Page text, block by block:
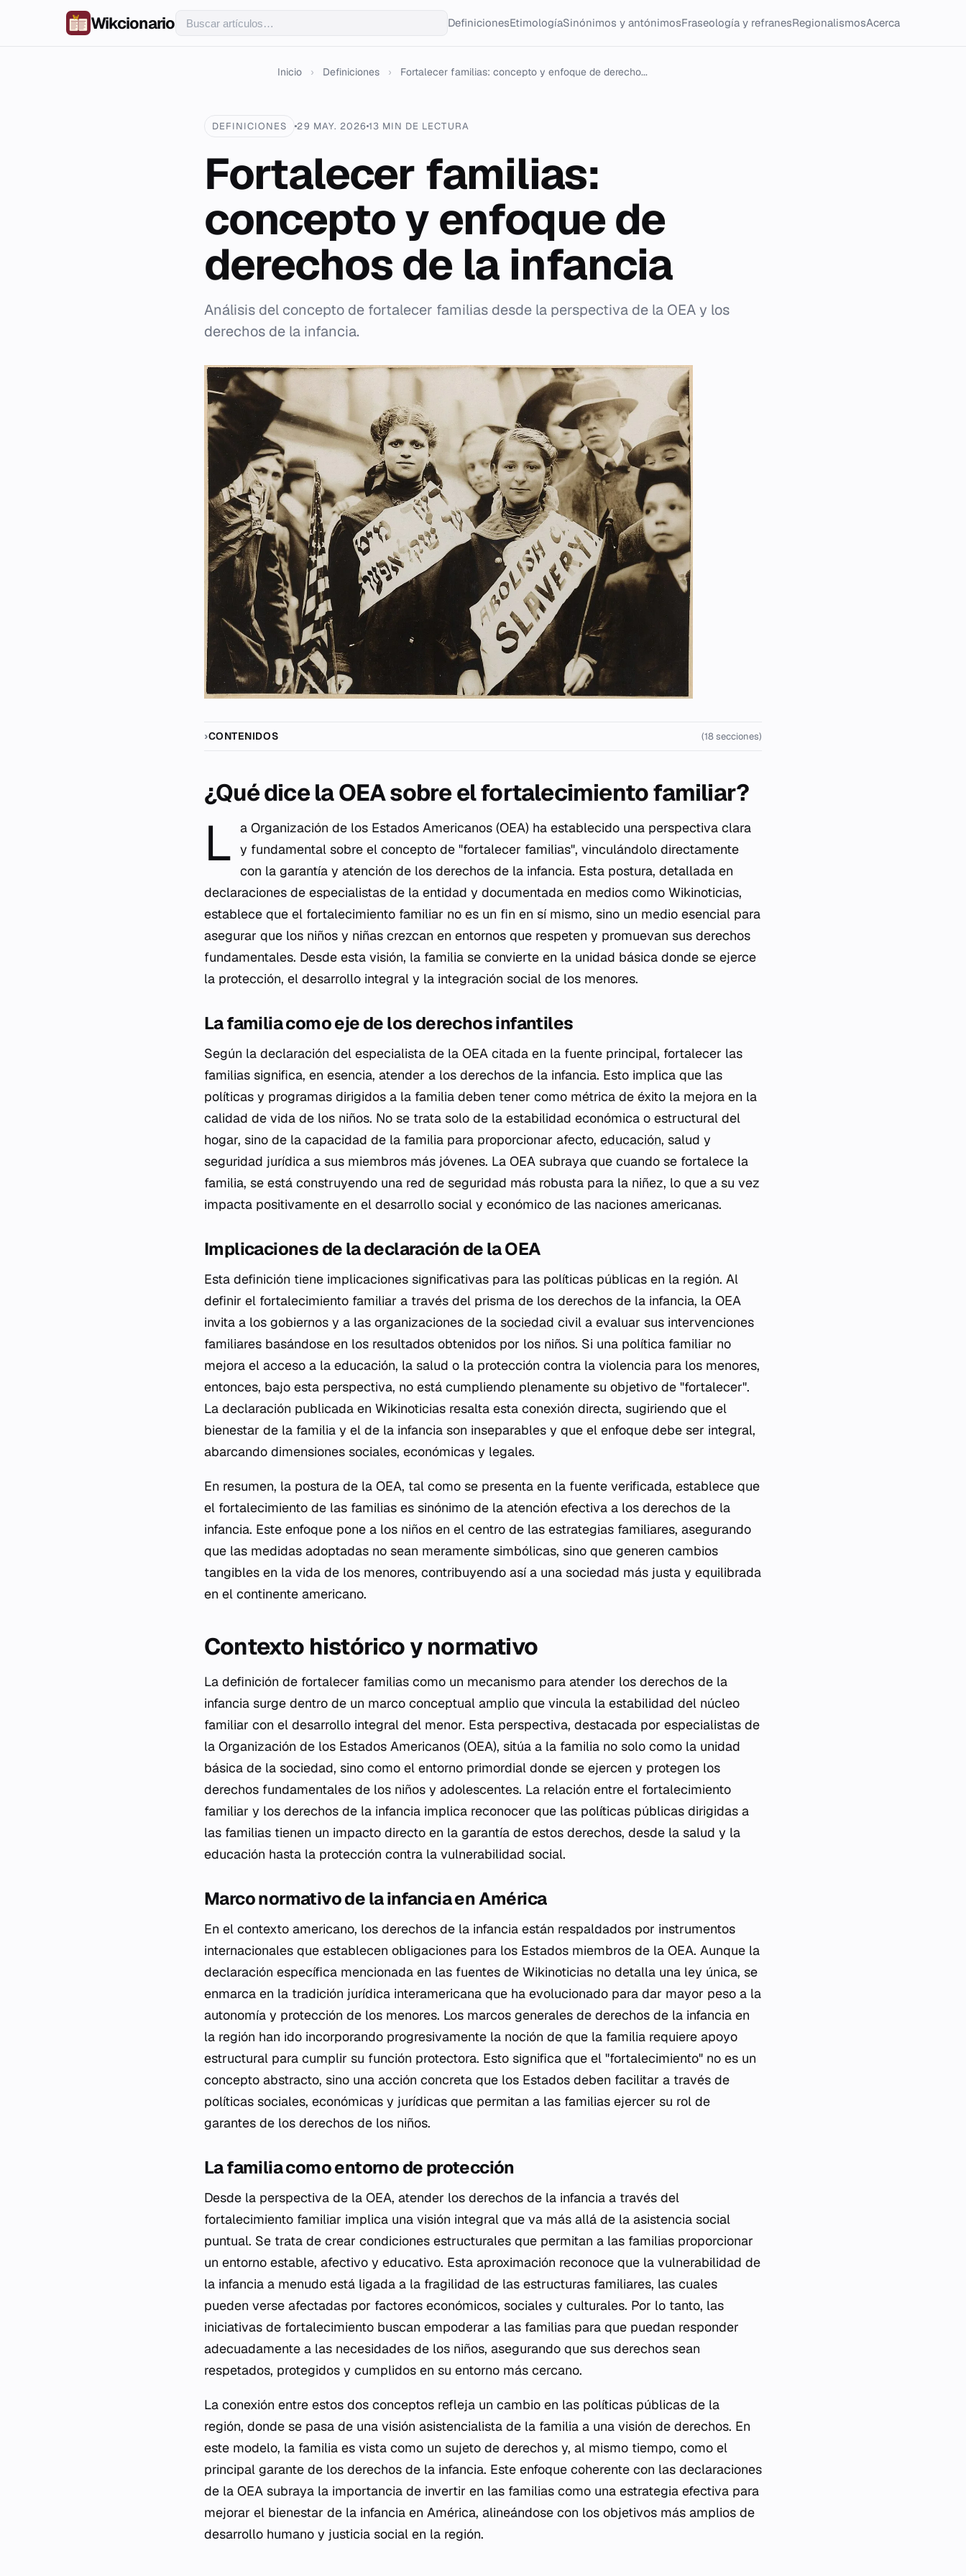
Wikcionario DefinicionesEtimologíaSinónimos y antónimosFraseología y refranesRegionalismosAcerca
Inicio › Definiciones › Fortalecer familias: concepto y enfoque de derecho...
DEFINICIONES 29 MAY. 2026 13 MIN DE LECTURA
Fortalecer familias:
concepto y enfoque de
derechos de la infancia
Análisis del concepto de fortalecer familias desde la perspectiva de la OEA y los
derechos de la infancia.
CONTENIDOS (18 secciones)
¿Qué dice la OEA sobre el fortalecimiento familiar?
L a Organización de los Estados Americanos (OEA) ha establecido una perspectiva clara
y fundamental sobre el concepto de "fortalecer familias", vinculándolo directamente
con la garantía y atención de los derechos de la infancia. Esta postura, detallada en
declaraciones de especialistas de la entidad y documentada en medios como Wikinoticias,
establece que el fortalecimiento familiar no es un fin en sí mismo, sino un medio esencial para
asegurar que los niños y niñas crezcan en entornos que respeten y promuevan sus derechos
fundamentales. Desde esta visión, la familia se convierte en la unidad básica donde se ejerce
la protección, el desarrollo integral y la integración social de los menores.
La familia como eje de los derechos infantiles
Según la declaración del especialista de la OEA citada en la fuente principal, fortalecer las
familias significa, en esencia, atender a los derechos de la infancia. Esto implica que las
políticas y programas dirigidos a la familia deben tener como métrica de éxito la mejora en la
calidad de vida de los niños. No se trata solo de la estabilidad económica o estructural del
hogar, sino de la capacidad de la familia para proporcionar afecto, educación, salud y
seguridad jurídica a sus miembros más jóvenes. La OEA subraya que cuando se fortalece la
familia, se está construyendo una red de seguridad más robusta para la niñez, lo que a su vez
impacta positivamente en el desarrollo social y económico de las naciones americanas.
Implicaciones de la declaración de la OEA
Esta definición tiene implicaciones significativas para las políticas públicas en la región. Al
definir el fortalecimiento familiar a través del prisma de los derechos de la infancia, la OEA
invita a los gobiernos y a las organizaciones de la sociedad civil a evaluar sus intervenciones
familiares basándose en los resultados obtenidos por los niños. Si una política familiar no
mejora el acceso a la educación, la salud o la protección contra la violencia para los menores,
entonces, bajo esta perspectiva, no está cumpliendo plenamente su objetivo de "fortalecer".
La declaración publicada en Wikinoticias resalta esta conexión directa, sugiriendo que el
bienestar de la familia y el de la infancia son inseparables y que el enfoque debe ser integral,
abarcando dimensiones sociales, económicas y legales.
En resumen, la postura de la OEA, tal como se presenta en la fuente verificada, establece que
el fortalecimiento de las familias es sinónimo de la atención efectiva a los derechos de la
infancia. Este enfoque pone a los niños en el centro de las estrategias familiares, asegurando
que las medidas adoptadas no sean meramente simbólicas, sino que generen cambios
tangibles en la vida de los menores, contribuyendo así a una sociedad más justa y equilibrada
en el continente americano.
Contexto histórico y normativo
La definición de fortalecer familias como un mecanismo para atender los derechos de la
infancia surge dentro de un marco conceptual amplio que vincula la estabilidad del núcleo
familiar con el desarrollo integral del menor. Esta perspectiva, destacada por especialistas de
la Organización de los Estados Americanos (OEA), sitúa a la familia no solo como la unidad
básica de la sociedad, sino como el entorno primordial donde se ejercen y protegen los
derechos fundamentales de los niños y adolescentes. La relación entre el fortalecimiento
familiar y los derechos de la infancia implica reconocer que las políticas públicas dirigidas a
las familias tienen un impacto directo en la garantía de estos derechos, desde la salud y la
educación hasta la protección contra la vulnerabilidad social.
Marco normativo de la infancia en América
En el contexto americano, los derechos de la infancia están respaldados por instrumentos
internacionales que establecen obligaciones para los Estados miembros de la OEA. Aunque la
declaración específica mencionada en las fuentes de Wikinoticias no detalla una ley única, se
enmarca en la tradición jurídica interamericana que ha evolucionado para dar mayor peso a la
autonomía y protección de los menores. Los marcos generales de derechos de la infancia en
la región han ido incorporando progresivamente la noción de que la familia requiere apoyo
estructural para cumplir su función protectora. Esto significa que el "fortalecimiento" no es un
concepto abstracto, sino una acción concreta que los Estados deben facilitar a través de
políticas sociales, económicas y jurídicas que permitan a las familias ejercer su rol de
garantes de los derechos de los niños.
La familia como entorno de protección
Desde la perspectiva de la OEA, atender los derechos de la infancia a través del
fortalecimiento familiar implica una visión integral que va más allá de la asistencia social
puntual. Se trata de crear condiciones estructurales que permitan a las familias proporcionar
un entorno estable, afectivo y educativo. Esta aproximación reconoce que la vulnerabilidad de
la infancia a menudo está ligada a la fragilidad de las estructuras familiares, las cuales
pueden verse afectadas por factores económicos, sociales y culturales. Por lo tanto, las
iniciativas de fortalecimiento buscan empoderar a las familias para que puedan responder
adecuadamente a las necesidades de los niños, asegurando que sus derechos sean
respetados, protegidos y cumplidos en su entorno más cercano.
La conexión entre estos dos conceptos refleja un cambio en las políticas públicas de la
región, donde se pasa de una visión asistencialista de la familia a una visión de derechos. En
este modelo, la familia es vista como un sujeto de derechos y, al mismo tiempo, como el
principal garante de los derechos de la infancia. Este enfoque coherente con las declaraciones
de la OEA subraya la importancia de invertir en las familias como una estrategia efectiva para
mejorar el bienestar de la infancia en América, alineándose con los objetivos más amplios de
desarrollo humano y justicia social en la región.